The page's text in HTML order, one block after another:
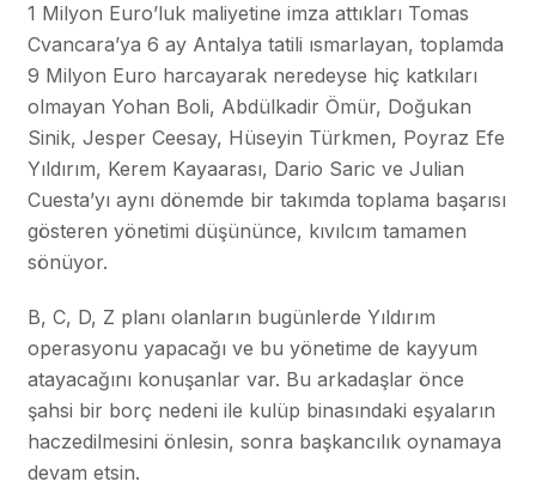
1 Milyon Euro’luk maliyetine imza attıkları Tomas
Cvancara’ya 6 ay Antalya tatili ısmarlayan, toplamda
9 Milyon Euro harcayarak neredeyse hiç katkıları
olmayan Yohan Boli, Abdülkadir Ömür, Doğukan
Sinik, Jesper Ceesay, Hüseyin Türkmen, Poyraz Efe
Yıldırım, Kerem Kayaarası, Dario Saric ve Julian
Cuesta’yı aynı dönemde bir takımda toplama başarısı
gösteren yönetimi düşününce, kıvılcım tamamen
sönüyor.
B, C, D, Z planı olanların bugünlerde Yıldırım
operasyonu yapacağı ve bu yönetime de kayyum
atayacağını konuşanlar var. Bu arkadaşlar önce
şahsi bir borç nedeni ile kulüp binasındaki eşyaların
haczedilmesini önlesin, sonra başkancılık oynamaya
devam etsin.